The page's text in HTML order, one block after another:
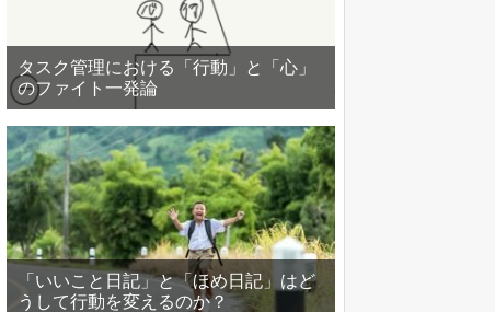
タスク管理における「行動」と「心」
のファイト一発論
「いいこと日記」と「ほめ日記」はど
うして行動を変えるのか？